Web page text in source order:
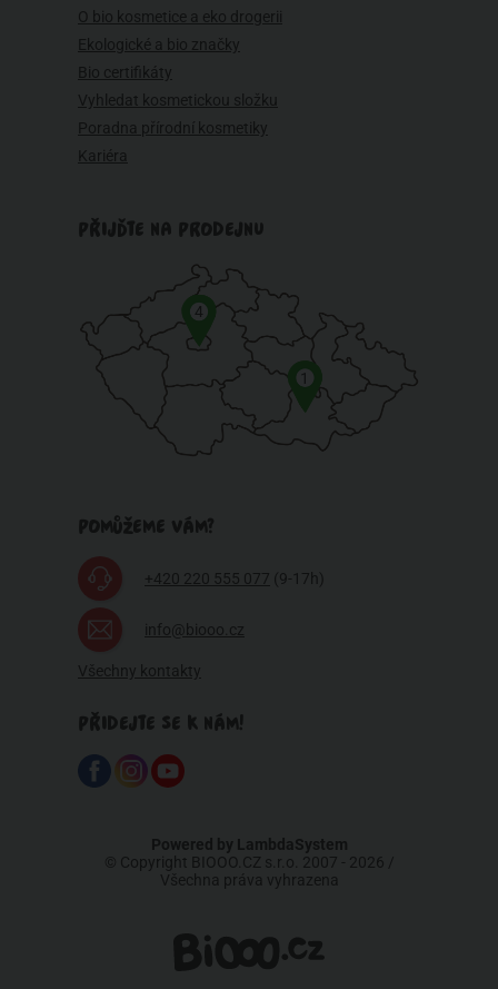
O bio kosmetice a eko drogerii
Ekologické a bio značky
Bio certifikáty
Vyhledat kosmetickou složku
Poradna přírodní kosmetiky
Kariéra
PŘIJĎTE NA PRODEJNU
1
4
POMŮŽEME VÁM?
+420 220 555 077 (9-17h)
info@biooo.cz
Všechny kontakty
PŘIDEJTE SE K NÁM!
Powered by LambdaSystem
© Copyright BIOOO.CZ s.r.o. 2007 - 2026 /
Všechna práva vyhrazena